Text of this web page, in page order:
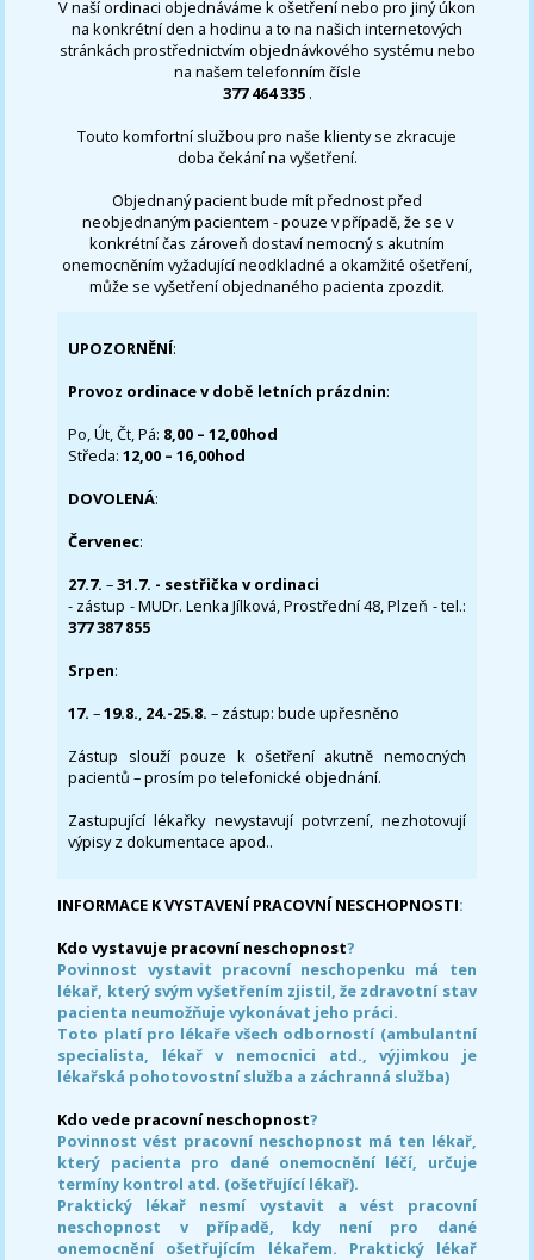
V naší ordinaci objednáváme k ošetření nebo pro jiný úkon
na konkrétní den a hodinu a to na našich internetových
stránkách prostřednictvím objednávkového systému nebo
na našem telefonním čísle
377 464 335 .
Touto komfortní službou pro naše klienty se zkracuje
doba čekání na vyšetření.
Objednaný pacient bude mít přednost před
neobjednaným pacientem - pouze v případě, že se v
konkrétní čas zároveň dostaví nemocný s akutním
onemocněním vyžadující neodkladné a okamžité ošetření,
může se vyšetření objednaného pacienta zpozdit.
UPOZORNĚNÍ:
Provoz ordinace v době letních prázdnin:
Po, Út, Čt, Pá: 8,00 – 12,00hod
Středa:12,00 – 16,00hod
DOVOLENÁ:
Červenec:
27.7.–31.7. - sestřička v ordinaci
- zástup - MUDr. Lenka Jílková, Prostřední 48, Plzeň - tel.:
377 387 855
Srpen:
17. –19.8., 24.-25.8. – zástup: bude upřesněno
Zástup slouží pouze k ošetření akutně nemocných
pacientů – prosím po telefonické objednání.
Zastupující lékařky nevystavují potvrzení, nezhotovují
výpisy z dokumentace apod..
INFORMACE K VYSTAVENÍ PRACOVNÍ NESCHOPNOSTI:
Kdo vystavuje pracovní neschopnost?
Povinnost vystavit pracovní neschopenku má ten
lékař, který svým vyšetřením zjistil, že zdravotní stav
pacienta neumožňuje vykonávat jeho práci.
Toto platí pro lékaře všech odborností (ambulantní
specialista, lékař v nemocnici atd., výjimkou je
lékařská pohotovostní služba a záchranná služba)
Kdo vede pracovní neschopnost?
Povinnost vést pracovní neschopnost má ten lékař,
který pacienta pro dané onemocnění léčí, určuje
termíny kontrol atd. (ošetřující lékař).
Praktický lékař nesmí vystavit a vést pracovní
neschopnost v případě, kdy není pro dané
onemocnění ošetřujícím lékařem. Praktický lékař